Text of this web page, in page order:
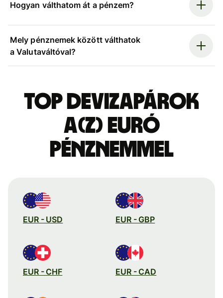
Hogyan válthatom át a pénzem?
Mely pénznemek között válthatok
a Valutaváltóval?
Top devizapárok
a(z) euró
pénznemmel
EUR - USD EUR - GBP
EUR - CHF EUR - CAD